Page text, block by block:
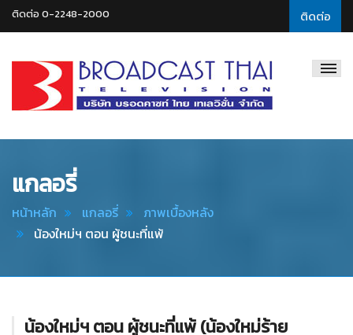
ติดต่อ
ติดต่อ 0-2248-2000
Thai
แกลอรี่
หน้าหลัก แกลอรี่
ภาพเบื้องหลัง
น้องใหม่ฯ ตอน ผู้ชนะที่แพ้
น้องใหม่ฯ ตอน ผู้ชนะที่แพ้ (น้องใหม่ร้าย